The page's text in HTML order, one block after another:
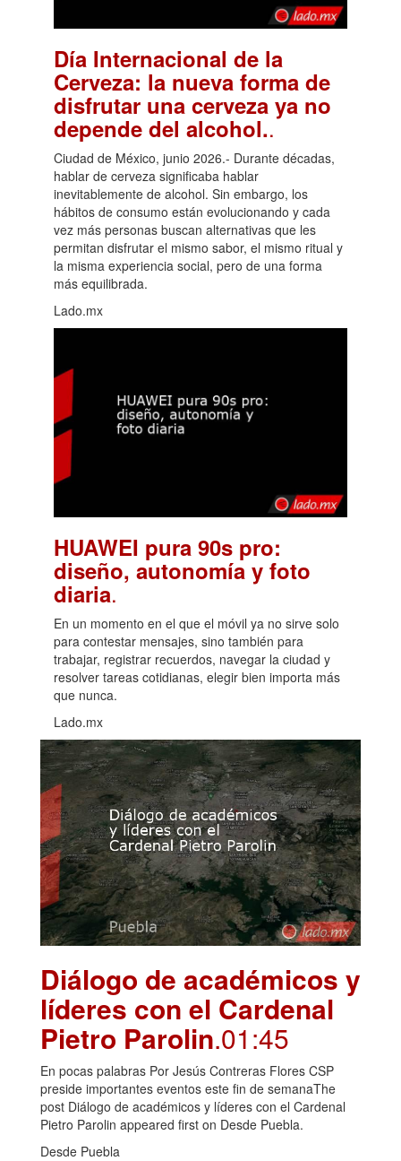
Día Internacional de la
Cerveza: la nueva forma de
disfrutar una cerveza ya no
depende del alcohol..
Ciudad de México, junio 2026.- Durante décadas,
hablar de cerveza significaba hablar
inevitablemente de alcohol. Sin embargo, los
hábitos de consumo están evolucionando y cada
vez más personas buscan alternativas que les
permitan disfrutar el mismo sabor, el mismo ritual y
la misma experiencia social, pero de una forma
más equilibrada.
Lado.mx
HUAWEI pura 90s pro:
diseño, autonomía y foto
diaria.
En un momento en el que el móvil ya no sirve solo
para contestar mensajes, sino también para
trabajar, registrar recuerdos, navegar la ciudad y
resolver tareas cotidianas, elegir bien importa más
que nunca.
Lado.mx
Diálogo de académicos y
líderes con el Cardenal
Pietro Parolin.01:45
En pocas palabras Por Jesús Contreras Flores CSP
preside importantes eventos este fin de semanaThe
post Diálogo de académicos y líderes con el Cardenal
Pietro Parolin appeared first on Desde Puebla.
Desde Puebla